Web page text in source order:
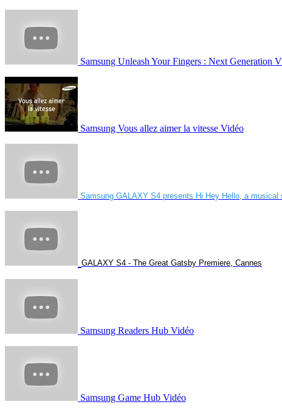
Samsung Unleash Your Fingers : Next Generation
Samsung Vous allez aimer la vitesse Vidéo
Samsung GALAXY S4 presents Hi Hey Hello, a musical
GALAXY S4 - The Great Gatsby Premiere, Cannes
Samsung Readers Hub Vidéo
Samsung Game Hub Vidéo